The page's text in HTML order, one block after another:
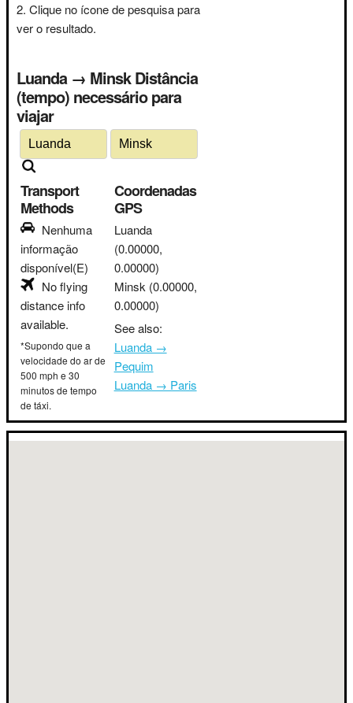
Clique no ícone de pesquisa para
ver o resultado.
Luanda → Minsk Distância
(tempo) necessário para
viajar
Transport
Methods
Nenhuma
informação
disponível(E)
No flying
distance info
available.
*Supondo que a
velocidade do ar de
500 mph e 30
minutos de tempo
de táxi.
Coordenadas
GPS
Luanda
(0.00000,
0.00000)
Minsk (0.00000,
0.00000)
See also:
Luanda →
Pequim
Luanda → Paris